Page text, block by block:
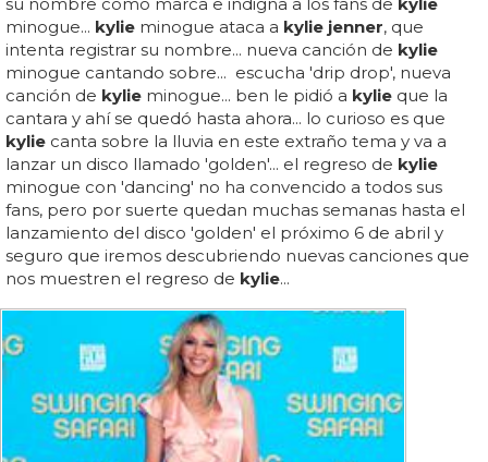
minogue... kylie minogue ataca a kylie jenner, que
intenta registrar su nombre... nueva canción de kylie
minogue cantando sobre... escucha 'drip drop', nueva
canción de kylie minogue... ben le pidió a kylie que la
cantara y ahí se quedó hasta ahora... lo curioso es que
kylie canta sobre la lluvia en este extraño tema y va a
lanzar un disco llamado 'golden'... el regreso de kylie
minogue con 'dancing' no ha convencido a todos sus
fans, pero por suerte quedan muchas semanas hasta el
lanzamiento del disco 'golden' el próximo 6 de abril y
seguro que iremos descubriendo nuevas canciones que
nos muestren el regreso de kylie...